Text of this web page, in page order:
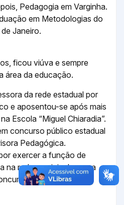
Pedagogia em Varginha.
em Metodologias do
Janeiro.
ficou viúva e sempre
área da educação.
da rede estadual por
e aposentou-se após mais
Escola “Miguel Chiaradia”.
concurso público estadual
Pedagógica.
exercer a função de
na rede municipal, para a
no ano de 2000.